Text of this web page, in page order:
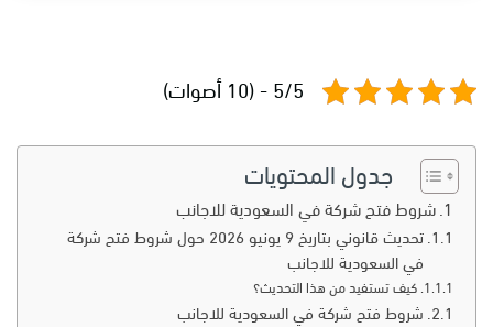
5/5 - (10 أصوات)
جدول المحتويات
شروط فتح شركة في السعودية للاجانب
تحديث قانوني بتاريخ 9 يونيو 2026 حول شروط فتح شركة
في السعودية للاجانب
كيف تستفيد من هذا التحديث؟
شروط فتح شركة في السعودية للاجانب